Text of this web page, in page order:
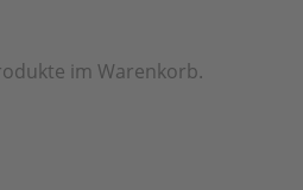
im Warenkorb.